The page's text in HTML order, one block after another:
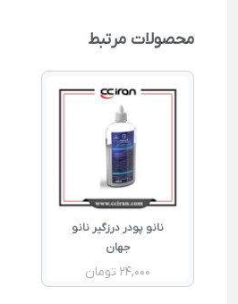
محصولات مرتبط
نانو پودر درزگیر نانو
جهان
24,000 تومان